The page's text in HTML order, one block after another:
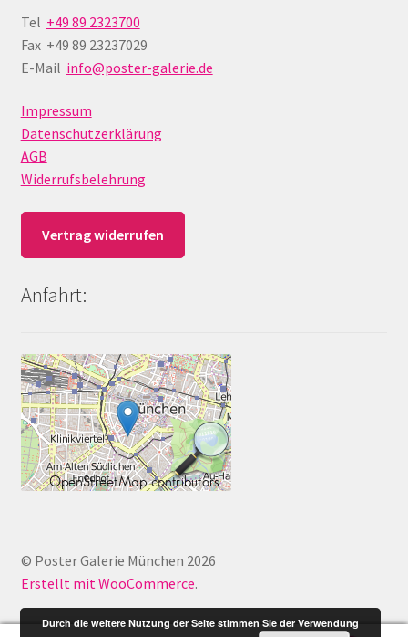
Tel +49 89 2323700
Fax +49 89 23237029
E-Mail info@poster-galerie.de
Impressum
Datenschutzerklärung
AGB
Widerrufsbelehrung
Vertrag widerrufen
Anfahrt:
© Poster Galerie München 2026
Erstellt mit WooCommerce.
Durch die weitere Nutzung der Seite stimmen Sie der Verwendung